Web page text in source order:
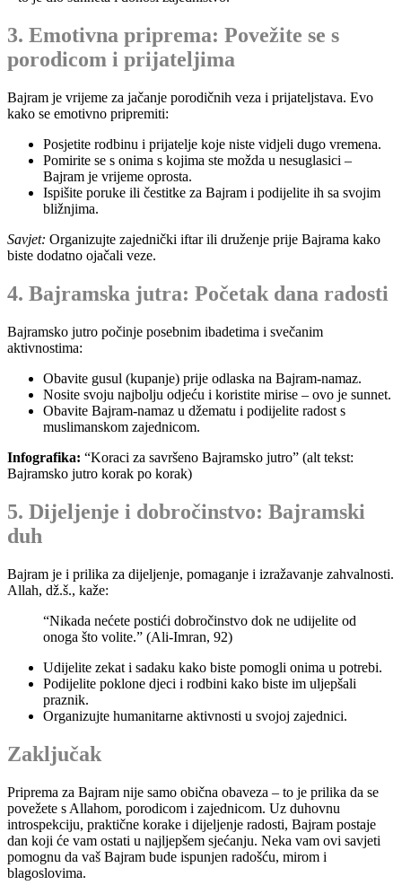
3. Emotivna priprema: Povežite se s
porodicom i prijateljima
Bajram je vrijeme za jačanje porodičnih veza i prijateljstava. Evo
kako se emotivno pripremiti:
Posjetite rodbinu i prijatelje koje niste vidjeli dugo vremena.
Pomirite se s onima s kojima ste možda u nesuglasici –
Bajram je vrijeme oprosta.
Ispišite poruke ili čestitke za Bajram i podijelite ih sa svojim
bližnjima.
Savjet: Organizujte zajednički iftar ili druženje prije Bajrama kako
biste dodatno ojačali veze.
4. Bajramska jutra: Početak dana radosti
Bajramsko jutro počinje posebnim ibadetima i svečanim
aktivnostima:
Obavite gusul (kupanje) prije odlaska na Bajram-namaz.
Nosite svoju najbolju odjeću i koristite mirise – ovo je sunnet.
Obavite Bajram-namaz u džematu i podijelite radost s
muslimanskom zajednicom.
Infografika: “Koraci za savršeno Bajramsko jutro” (alt tekst:
Bajramsko jutro korak po korak)
5. Dijeljenje i dobročinstvo: Bajramski
duh
Bajram je i prilika za dijeljenje, pomaganje i izražavanje zahvalnosti.
Allah, dž.š., kaže:
“Nikada nećete postići dobročinstvo dok ne udijelite od
onoga što volite.” (Ali-Imran, 92)
Udijelite zekat i sadaku kako biste pomogli onima u potrebi.
Podijelite poklone djeci i rodbini kako biste im uljepšali
praznik.
Organizujte humanitarne aktivnosti u svojoj zajednici.
Zaključak
Priprema za Bajram nije samo obična obaveza – to je prilika da se
povežete s Allahom, porodicom i zajednicom. Uz duhovnu
introspekciju, praktične korake i dijeljenje radosti, Bajram postaje
dan koji će vam ostati u najljepšem sjećanju. Neka vam ovi savjeti
pomognu da vaš Bajram bude ispunjen radošću, mirom i
blagoslovima.